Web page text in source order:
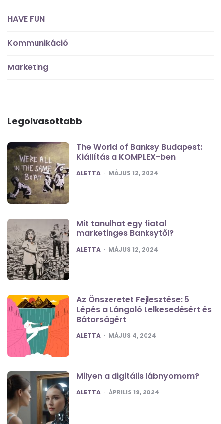
HAVE FUN
Kommunikáció
Marketing
Legolvasottabb
The World of Banksy Budapest:
Kiállítás a KOMPLEX-ben
POSTED
ALETTA MÁJUS 12, 2024
Mit tanulhat egy fiatal
marketinges Banksytől?
POSTED
ALETTA MÁJUS 12, 2024
Az Önszeretet Fejlesztése: 5
Lépés a Lángoló Lelkesedésért és
Bátorságért
POSTED
ALETTA MÁJUS 4, 2024
Milyen a digitális lábnyomom?
POSTED
ALETTA ÁPRILIS 19, 2024